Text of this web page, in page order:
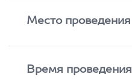
Место проведения
Время проведения